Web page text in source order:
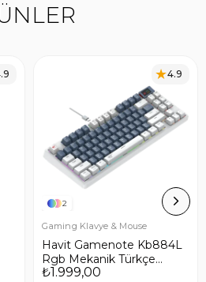
2
4.9
Gaming Klavye & Mouse
Havit Gamenote Kb884L
Rgb Mekanik Türkçe
Klavye 1.06inç Tft-lcd
₺1.999,00